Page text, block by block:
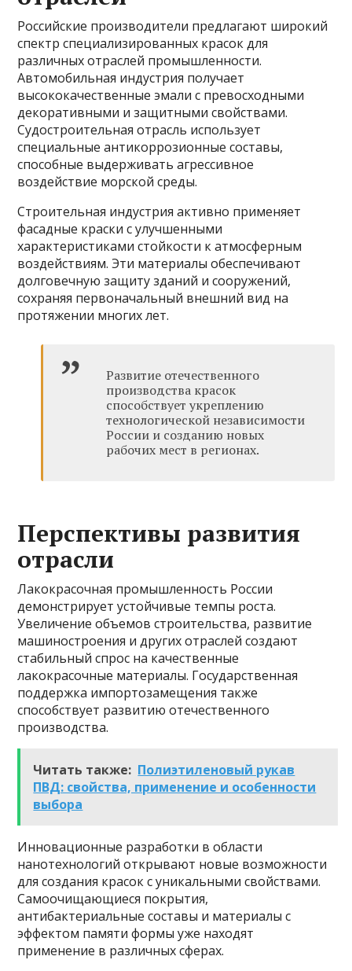
Российские производители предлагают широкий
спектр специализированных красок для
различных отраслей промышленности.
Автомобильная индустрия получает
высококачественные эмали с превосходными
декоративными и защитными свойствами.
Судостроительная отрасль использует
специальные антикоррозионные составы,
способные выдерживать агрессивное
воздействие морской среды.
Строительная индустрия активно применяет
фасадные краски с улучшенными
характеристиками стойкости к атмосферным
воздействиям. Эти материалы обеспечивают
долговечную защиту зданий и сооружений,
сохраняя первоначальный внешний вид на
протяжении многих лет.
Развитие отечественного
производства красок
способствует укреплению
технологической независимости
России и созданию новых
рабочих мест в регионах.
Перспективы развития
отрасли
Лакокрасочная промышленность России
демонстрирует устойчивые темпы роста.
Увеличение объемов строительства, развитие
машиностроения и других отраслей создают
стабильный спрос на качественные
лакокрасочные материалы. Государственная
поддержка импортозамещения также
способствует развитию отечественного
производства.
Читать также: Полиэтиленовый рукав
ПВД: свойства, применение и особенности
выбора
Инновационные разработки в области
нанотехнологий открывают новые возможности
для создания красок с уникальными свойствами.
Самоочищающиеся покрытия,
антибактериальные составы и материалы с
эффектом памяти формы уже находят
применение в различных сферах.